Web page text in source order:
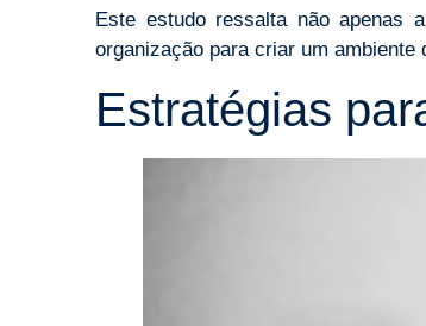
Este estudo ressalta não apenas
organização para criar um
Estratégias